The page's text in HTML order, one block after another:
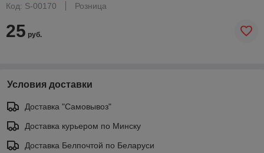
Код: S-00170
Розница
25 руб.
Условия доставки
Доставка "Самовывоз"
Доставка курьером по Минску
Доставка Белпочтой по Беларуси